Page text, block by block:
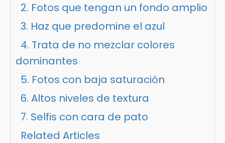
2. Fotos que tengan un fondo amplio
3. Haz que predomine el azul
4. Trata de no mezclar colores
dominantes
5. Fotos con baja saturación
6. Altos niveles de textura
7. Selfis con cara de pato
Related Articles